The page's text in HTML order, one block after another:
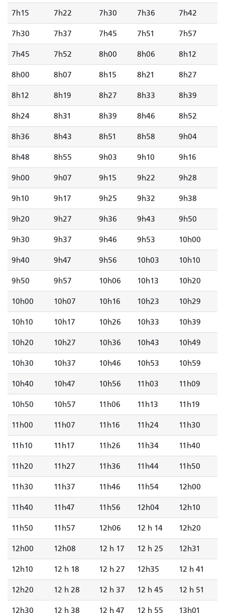
7h15 7h22 7h30 7h36 7h42
7h30 7h37 7h45 7h51 7h57
7h45 7h52 8h00 8h06 8h12
8h00 8h07 8h15 8h21 8h27
8h12 8h19 8h27 8h33 8h39
8h24 8h31 8h39 8h46 8h52
8h36 8h43 8h51 8h58 9h04
8h48 8h55 9h03 9h10 9h16
9h00 9h07 9h15 9h22 9h28
9h10 9h17 9h25 9h32 9h38
9h20 9h27 9h36 9h43 9h50
9h30 9h37 9h46 9h53 10h00
9h40 9h47 9h56 10h03 10h10
9h50 9h57 10h06 10h13 10h20
10h00 10h07 10h16 10h23 10h29
10h10 10h17 10h26 10h33 10h39
10h20 10h27 10h36 10h43 10h49
10h30 10h37 10h46 10h53 10h59
10h40 10h47 10h56 11h03 11h09
10h50 10h57 11h06 11h13 11h19
11h00 11h07 11h16 11h24 11h30
11h10 11h17 11h26 11h34 11h40
11h20 11h27 11h36 11h44 11h50
11h30 11h37 11h46 11h54 12h00
11h40 11h47 11h56 12h04 12h10
11h50 11h57 12h06 12 h 14 12h20
12h00 12h08 12 h 17 12 h 25 12h31
12h10 12 h 18 12 h 27 12h35 12 h 41
12h20 12 h 28 12 h 37 12 h 45 12 h 51
12h30 12 h 38 12 h 47 12 h 55 13h01